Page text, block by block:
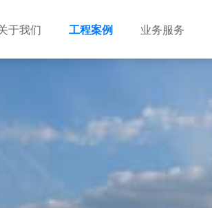
于我们 工程案例 业务服务